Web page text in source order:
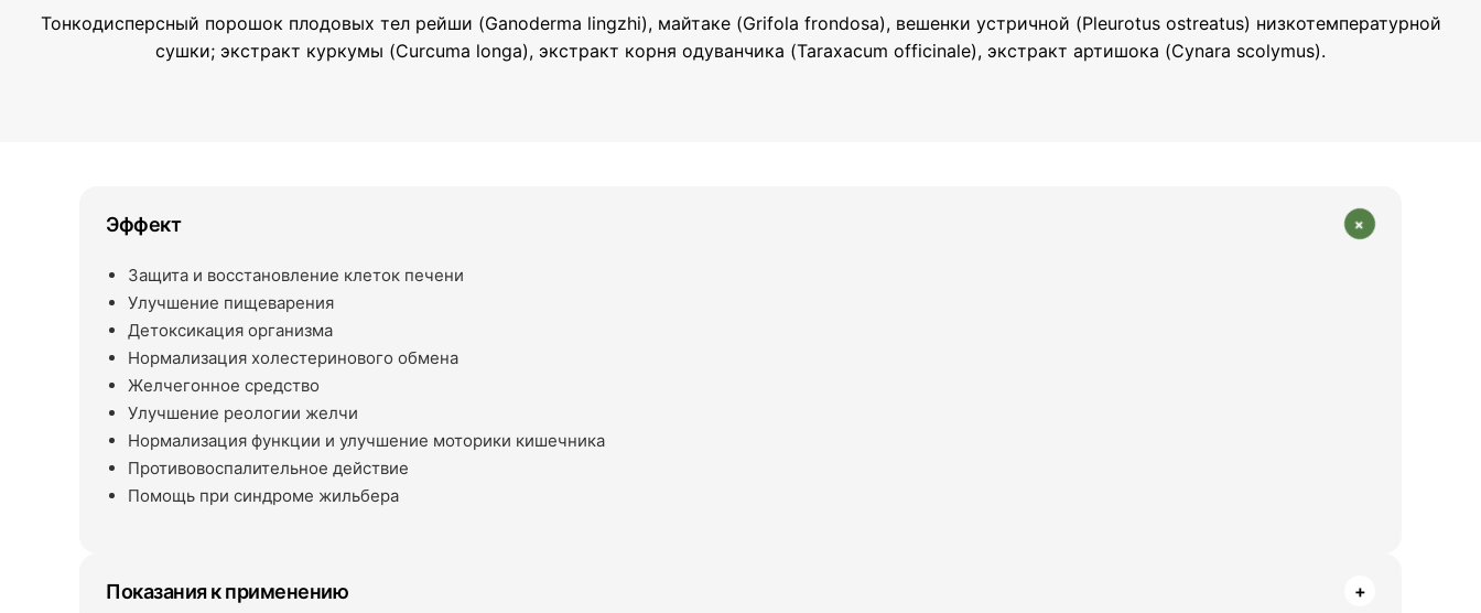
Тонкодисперсный порошок плодовых тел рейши (Ganoderma lingzhi), майтаке (Grifola frondosa), вешенки устричной (Pleurotus ostreatus) низкотемпературной
сушки; экстракт куркумы (Curcuma longa), экстракт корня одуванчика (Taraxacum officinale), экстракт артишока (Cynara scolymus).
Эффект +
Защита и восстановление клеток печени
Улучшение пищеварения
Детоксикация организма
Нормализация холестеринового обмена
Желчегонное средство
Улучшение реологии желчи
Нормализация функции и улучшение моторики кишечника
Противовоспалительное действие
Помощь при синдроме жильбера
Показания к применению +